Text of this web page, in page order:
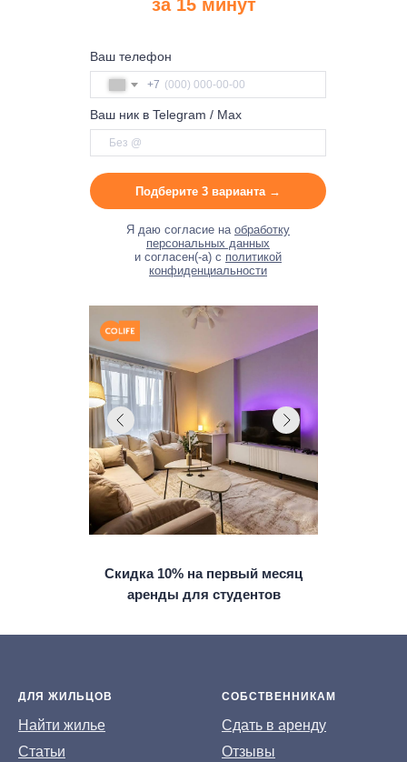
Скидка 10% на первый месяц
аренды для студентов
Ваш телефон
+7
Ваш ник в Telegram / Max
Подберите 3 варианта →
Я даю согласие на обработку
персональных данных
и согласен(-а) с политикой
конфиденциальности
за 15 минут
ДЛЯ ЖИЛЬЦОВ
Найти жилье
Статьи
СОБСТВЕННИКАМ
Сдать в аренду
Отзывы